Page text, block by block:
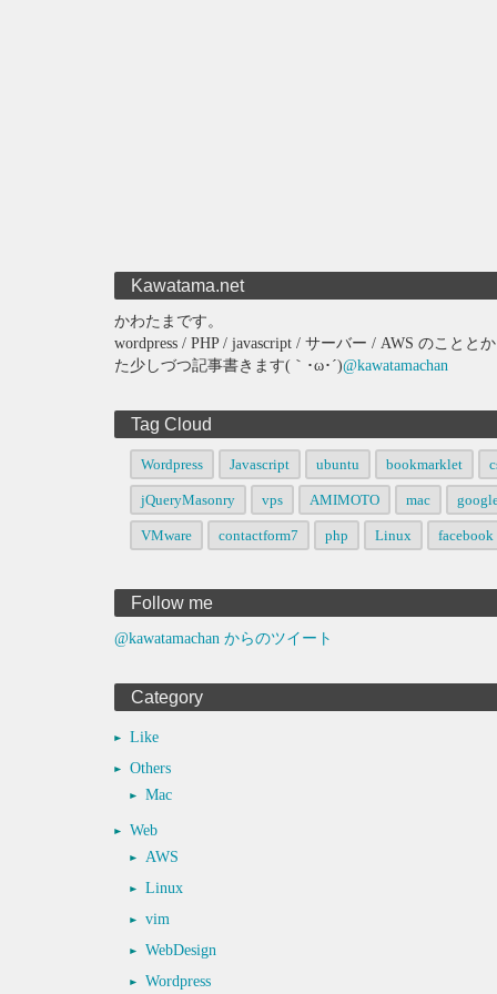
Kawatama.net
かわたまです。
wordpress / PHP / javascript / サーバー / AWS のこと
た少しづつ記事書きます(｀･ω･´)@kawatamachan
Tag Cloud
Wordpress Javascript ubuntu bookmarklet
jQueryMasonry vps AMIMOTO mac
VMware contactform7 php Linux facebook
Follow me
@kawatamachan からのツイート
Category
Like
Others
Mac
Web
AWS
Linux
vim
WebDesign
Wordpress